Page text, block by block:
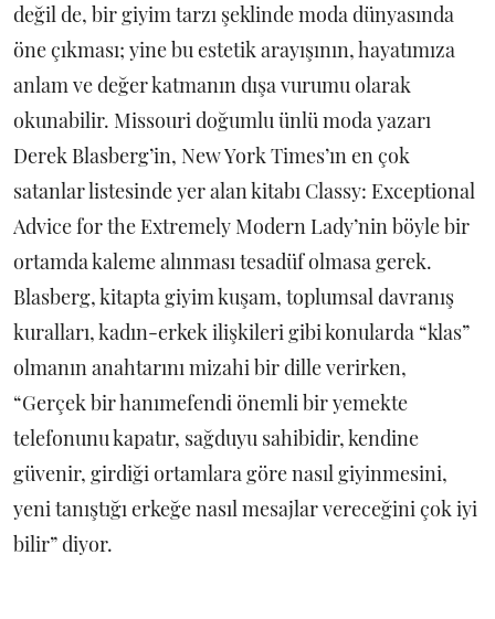
değil de, bir giyim tarzı şeklinde moda dünyasında
öne çıkması; yine bu estetik arayışının, hayatımıza
anlam ve değer katmanın dışa vurumu olarak
okunabilir. Missouri doğumlu ünlü moda yazarı
Derek Blasberg’in, New York Times’ın en çok
satanlar listesinde yer alan kitabı Classy: Exceptional
Advice for the Extremely Modern Lady’nin böyle bir
ortamda kaleme alınması tesadüf olmasa gerek.
Blasberg, kitapta giyim kuşam, toplumsal davranış
kuralları, kadın-erkek ilişkileri gibi konularda “klas”
olmanın anahtarını mizahi bir dille verirken,
“Gerçek bir hanımefendi önemli bir yemekte
telefonunu kapatır, sağduyu sahibidir, kendine
güvenir, girdiği ortamlara göre nasıl giyinmesini,
yeni tanıştığı erkeğe nasıl mesajlar vereceğini çok iyi
bilir” diyor.